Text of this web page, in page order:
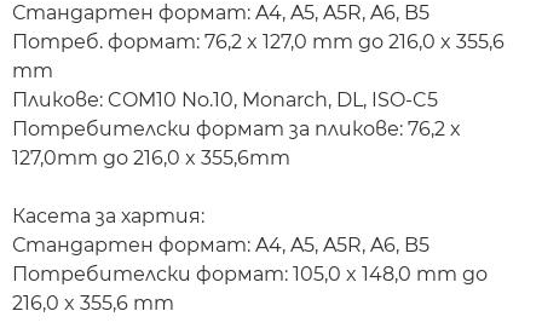
Стандартен формат: A4, A5, A5R, A6, B5
Потреб. формат: 76,2 x 127,0 mm до 216,0 x 355,6
mm
Пликове: COM10 No.10, Monarch, DL, ISO-C5
Потребителски формат за пликове: 76,2 x
127,0mm до 216,0 x 355,6mm
Касета за хартия:
Стандартен формат: A4, A5, A5R, A6, B5
Потребителски формат: 105,0 x 148,0 mm до
216,0 x 355,6 mm